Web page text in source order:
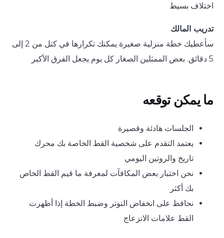
اختلاف بسيط
تدريب المالك
سأعطيك خطة منزلية صغيرة يمكنك تكرارها في كتل من 2 إلى
5 دقائق. بعض الممثلين الصغار كل يوم يجعل الفرق الأكبر
ما يمكن توقعه
الجلسات هادئة وقصيرة
يعتمد التقدم على شخصية القط الخاصة بك محرك
تاريخ والروتين اليومي
نحن اختبار بعض المكافآت لمعرفة ما قيم القط الخاص
بك أكثر
نحافظ على انخفاض التوتر وضبط الخطة إذا أظهرت
القط علامات الانزعاج